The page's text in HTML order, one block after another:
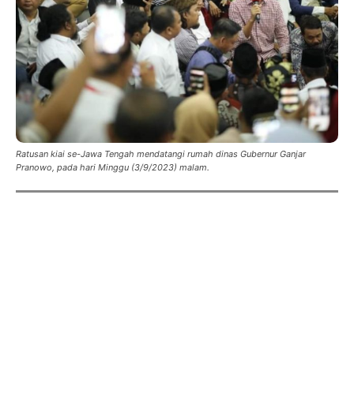
Ratusan kiai se-Jawa Tengah mendatangi rumah dinas Gubernur Ganjar
Pranowo, pada hari Minggu (3/9/2023) malam.